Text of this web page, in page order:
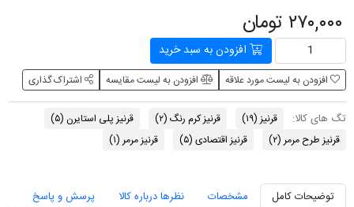
۲۷۰,۰۰۰ تومان
افزودن به سبد خرید
افزودن به لیست مورد علاقه افزودن به لیست مقایسه اشتراک گذاری
تگ های کالا: قرنيز (۱۹) قرنیز کرم رنگ (۲) قرنیز پلی استایرن (۵)
قرنیز طرح مرمر (۲) قرنیز اقتصادی (۵) قرنیز مرمر (۱)
توضیحات کامل مشخصات نظرها درباره کالا
پرسش و پاسخ